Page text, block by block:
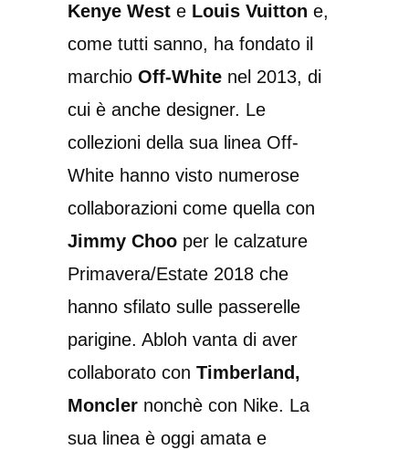
Kenye West e Louis Vuitton e,
come tutti sanno, ha fondato il
marchio Off-White nel 2013, di
cui è anche designer. Le
collezioni della sua linea Off-
White hanno visto numerose
collaborazioni come quella con
Jimmy Choo per le calzature
Primavera/Estate 2018 che
hanno sfilato sulle passerelle
parigine. Abloh vanta di aver
collaborato con Timberland,
Moncler nonchè con Nike. La
sua linea è oggi amata e